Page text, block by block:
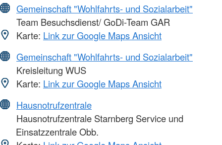
Gemeinschaft "Wohlfahrts- und Sozialarbeit"
Team Besuchsdienst/ GoDi-Team GAR
Karte: Link zur Google Maps Ansicht
Gemeinschaft "Wohlfahrts- und Sozialarbeit"
Kreisleitung WUS
Karte: Link zur Google Maps Ansicht
Hausnotrufzentrale
Hausnotrufzentrale Starnberg Service und
Einsatzzentrale Obb.